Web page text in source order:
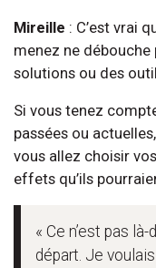
Mireille : C’est vrai
menez ne
solutions ou des
Si vous tenez
passées ou
vous allez choisir
effets qu’ils
« Ce n’est pas
départ. Je